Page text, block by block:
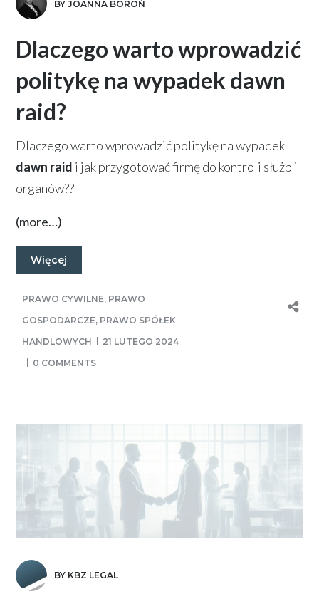
BY JOANNA BOROŃ
Dlaczego warto wprowadzić
politykę na wypadek dawn
raid?
Dlaczego warto wprowadzić politykę na wypadek
dawn raid i jak przygotować firmę do kontroli służb i
organów??
(more…)
Więcej
PRAWO CYWILNE, PRAWO
GOSPODARCZE, PRAWO SPÓŁEK
HANDLOWYCH
21 LUTEGO 2024
0 COMMENTS
BY KBZ LEGAL